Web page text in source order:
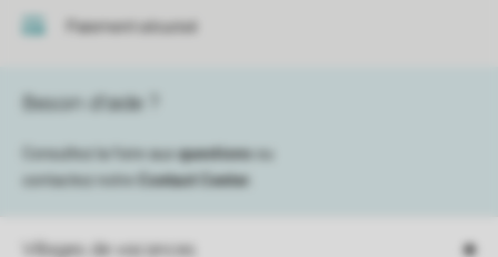
Paiement sécurisé
Villages de vacances
Besoin d’aide ?
Consultez la foire aux questions
contactez notre
Contact Center